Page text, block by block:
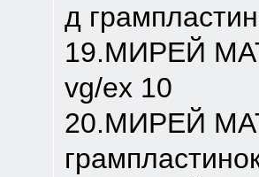
д
19.МИРЕЙ
vg/ex 10
20.МИРЕЙ